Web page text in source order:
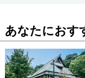
あなたにおす